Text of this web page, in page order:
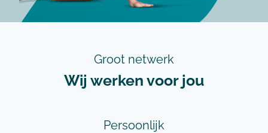
Groot netwerk
Wij werken voor jou
Persoonlijk